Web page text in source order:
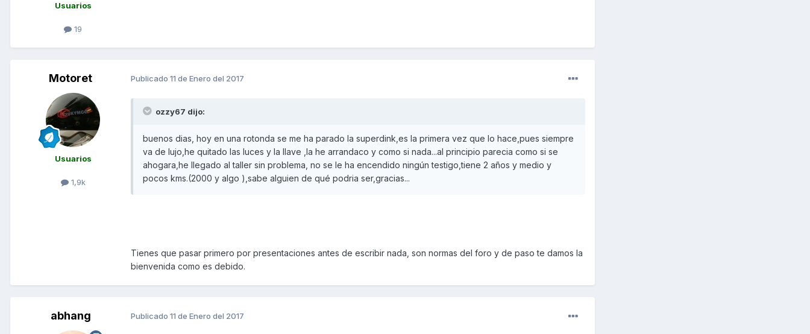
Usuarios
19
Motoret
Usuarios
1,9k
Publicado 11 de Enero del 2017
ozzy67 dijo:
buenos dias, hoy en una rotonda se me ha parado la superdink,es la primera vez que lo hace,pues siempre
va de lujo,he quitado las luces y la llave ,la he arrandaco y como si nada...al principio parecia como si se
ahogara,he llegado al taller sin problema, no se le ha encendido ningún testigo,tiene 2 años y medio y
pocos kms.(2000 y algo ),sabe alguien de qué podria ser,gracias...
Tienes que pasar primero por presentaciones antes de escribir nada, son normas del foro y de paso te damos la
bienvenida como es debido.
abhang Publicado 11 de Enero del 2017